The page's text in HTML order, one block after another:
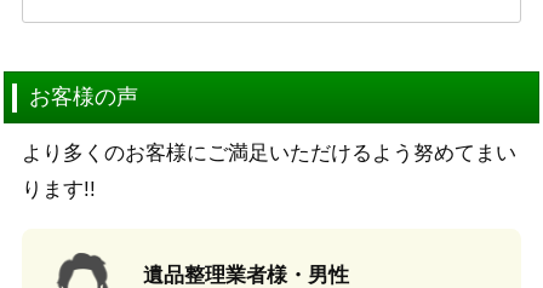
お客様の声
より多くのお客様にご満足いただけるよう努めてまい
ります!!
遺品整理業者様・男性